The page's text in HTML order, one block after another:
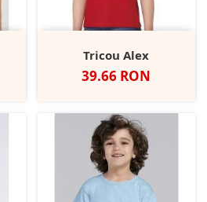
Tricou Alex
Pret
39.66 RON